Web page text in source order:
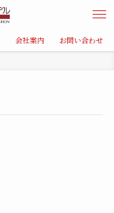
会社案内 お問い合わせ